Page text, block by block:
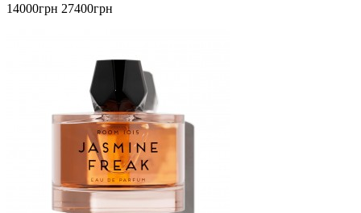
14000грн 27400грн